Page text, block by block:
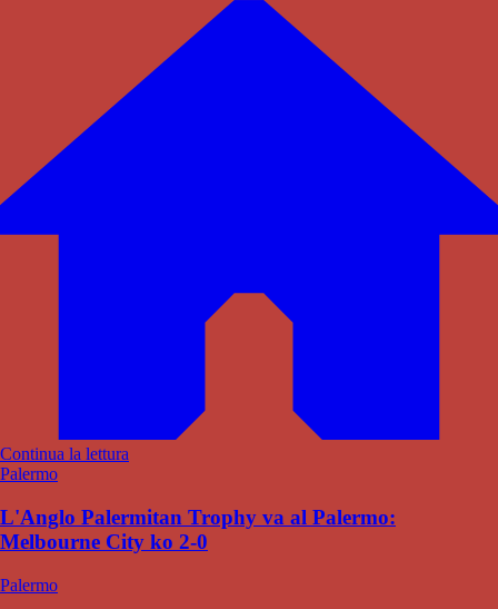
Continua la lettura
Palermo
L'Anglo Palermitan Trophy va al Palermo:
Melbourne City ko 2-0
Palermo